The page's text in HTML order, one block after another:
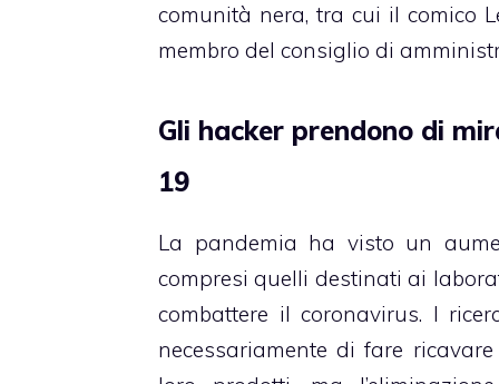
comunità nera, tra cui il comico
membro del consiglio di
Gli hacker prendono di
19
La pandemia ha visto un
compresi quelli destinati ai
combattere il coronavirus. I
necessariamente di fare